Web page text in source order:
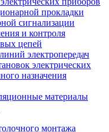
прокладки
сигнализации
и контроля
цепей
электропередач
электрических
назначения
материалы
монтажа